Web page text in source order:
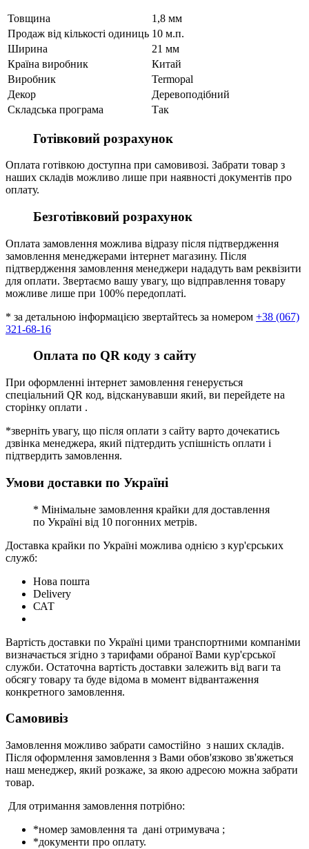
Товщина
1,8 мм
Продаж від кількості одиниць 10 м.п.
Ширина
21 мм
Країна виробник
Китай
Виробник
Termopal
Декор
Деревоподібний
Складська програма
Так
Готівковий розрахунок
Оплата готівкою доступна при самовивозі. Забрати товар з
наших складів можливо лише при наявності документів про
оплату.
Безготівковий розрахунок
Оплата замовлення можлива відразу після підтвердження
замовлення менеджерами інтернет магазину. Після
підтвердження замовлення менеджери нададуть вам реквізити
для оплати. Звертаємо вашу увагу, що відправлення товару
можливе лише при 100% передоплаті.
* за детальною інформацією звертайтесь за номером +38 (067)
321-68-16
Оплата по QR коду з сайту
При оформленні інтернет замовлення генерується
спеціальний QR код, відсканувавши який, ви перейдете на
сторінку оплати .
*зверніть увагу, що після оплати з сайту варто дочекатись
дзвінка менеджера, який підтердить успішність оплати і
підтвердить замовлення.
Умови доставки по Україні
* Мінімальне замовлення крайки для доставлення
по Україні від 10 погонних метрів.
Доставка крайки по Україні можлива однією з кур'єрських
служб:
Нова пошта
Delivery
САТ
Вартість доставки по Україні цими транспортними компаніми
визначається згідно з тарифами обраної Вами кур'єрської
служби. Остаточна вартість доставки залежить від ваги та
обсягу товару та буде відома в момент відвантаження
конкретного замовлення.
Самовивіз
Замовлення можливо забрати самостійно з наших складів.
Після оформлення замовлення з Вами обов'язково зв'яжеться
наш менеджер, який розкаже, за якою адресою можна забрати
товар.
Для отримання замовлення потрібно:
*номер замовлення та дані отримувача ;
*документи про оплату.